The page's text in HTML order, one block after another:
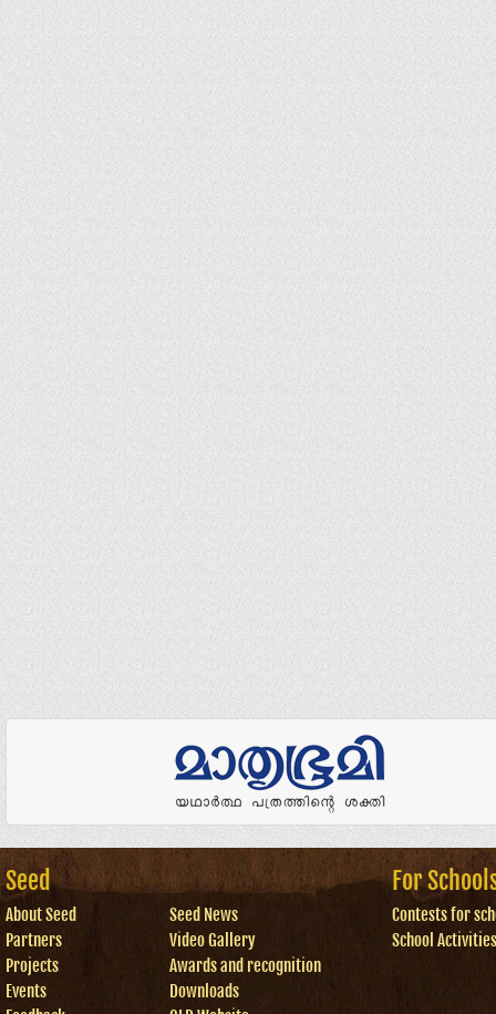
Seed
About Seed
Partners
Projects
Events
Seed News
Video Gallery
Awards and recognition
Downloads
For
Contests for
School Activities